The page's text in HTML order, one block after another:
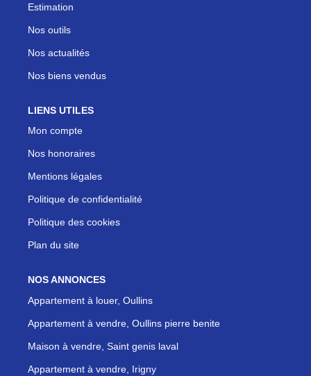
Estimation
Nos outils
Nos actualités
Nos biens vendus
LIENS UTILES
Mon compte
Nos honoraires
Mentions légales
Politique de confidentialité
Politique des cookies
Plan du site
NOS ANNONCES
Appartement à louer, Oullins
Appartement à vendre, Oullins pierre benite
Maison à vendre, Saint genis laval
Appartement à vendre, Irigny